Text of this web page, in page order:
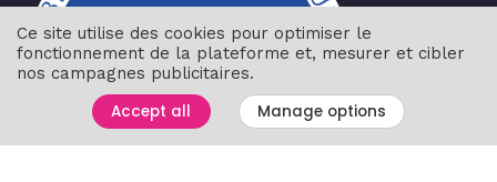
Ce site utilise des cookies pour optimiser le
fonctionnement de la plateforme et, mesurer et cibler
nos campagnes publicitaires.
Accept all Manage options